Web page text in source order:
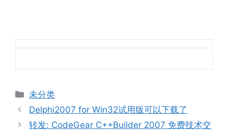
分
类
未分类
Delphi2007 for Win32试用版可以下载了
转发: CodeGear C++Builder 2007 免费技术交